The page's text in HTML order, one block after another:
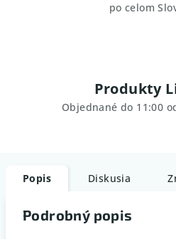
po celom
Produkty
Objednané do 11:00
Popis Diskusia
Podrobný popis